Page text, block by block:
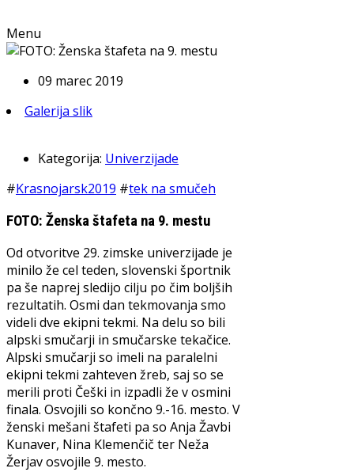
Menu
09 marec 2019
Galerija slik
Kategorija: Univerzijade
#Krasnojarsk2019 #tek na smučeh
FOTO: Ženska štafeta na 9. mestu
Od otvoritve 29. zimske univerzijade je
minilo že cel teden, slovenski športnik
pa še naprej sledijo cilju po čim boljših
rezultatih. Osmi dan tekmovanja smo
videli dve ekipni tekmi. Na delu so bili
alpski smučarji in smučarske tekačice.
Alpski smučarji so imeli na paralelni
ekipni tekmi zahteven žreb, saj so se
merili proti Češki in izpadli že v osmini
finala. Osvojili so končno 9.-16. mesto. V
ženski mešani štafeti pa so Anja Žavbi
Kunaver, Nina Klemenčič ter Neža
Žerjav osvojile 9. mesto.